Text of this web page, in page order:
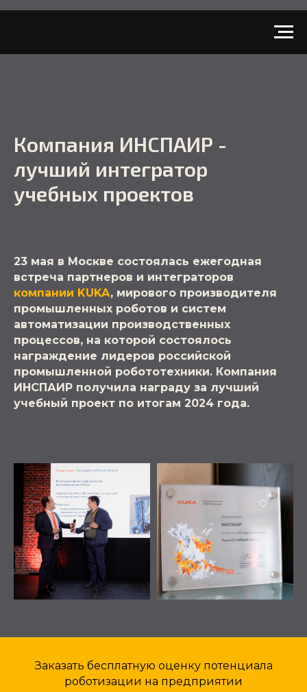
Компания ИНСПАИР -
лучший интегратор
учебных проектов
23 мая в Москве состоялась ежегодная
встреча партнеров и интеграторов
компании KUKA, мирового производителя
промышленных роботов и систем
автоматизации производственных
процессов, на которой состоялось
награждение лидеров российской
промышленной робототехники. Компания
ИНСПАИР получила награду за лучший
учебный проект по итогам 2024 года.
Заказать бесплатную оценку потенциала
роботизации на предприятии